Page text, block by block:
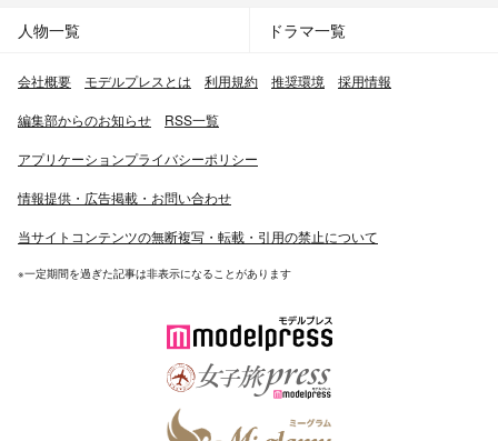
人物一覧 ドラマ一覧
会社概要 モデルプレスとは 利用規約 推奨環境 採用情報
編集部からのお知らせ RSS一覧
アプリケーションプライバシーポリシー
情報提供・広告掲載・お問い合わせ
当サイトコンテンツの無断複写・転載・引用の禁止について
※一定期間を過ぎた記事は非表示になることがあります